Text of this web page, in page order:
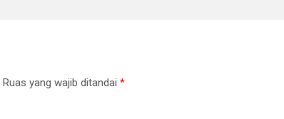
Ruas yang wajib ditandai *